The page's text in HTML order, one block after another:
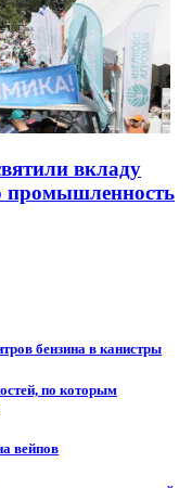
вкладу
бензина в канистры
по которым
вейпов